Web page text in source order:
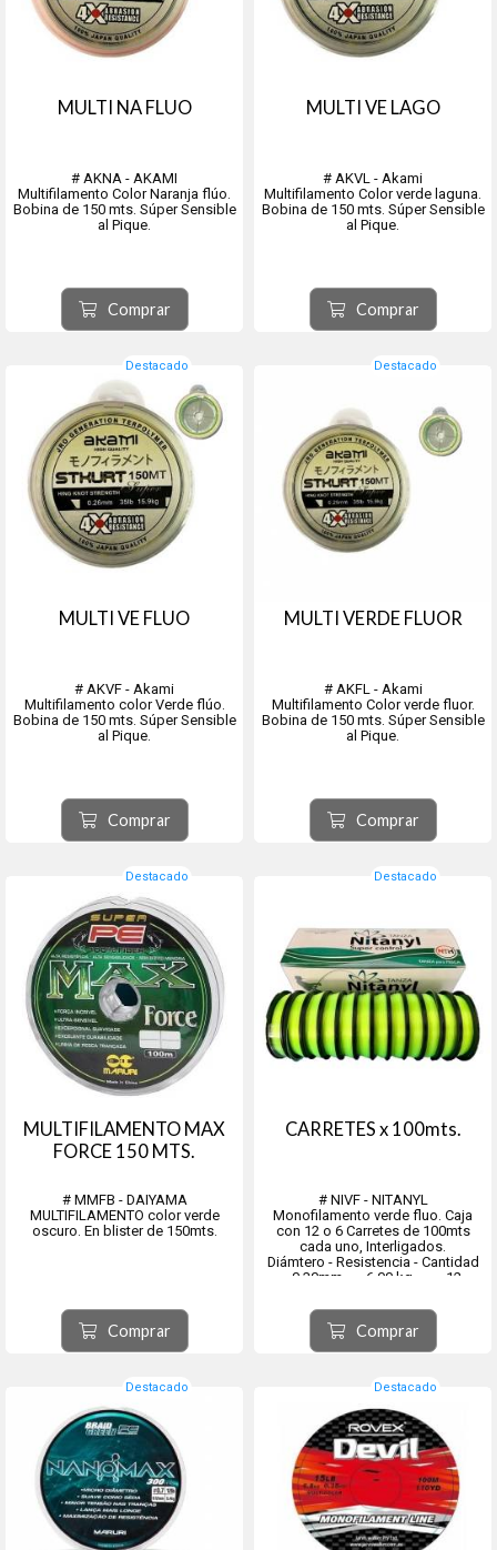
MULTI NA FLUO
# AKNA - AKAMI
Multifilamento Color Naranja flúo.
Bobina de 150 mts. Súper Sensible
al Pique.
Comprar
MULTI VE LAGO
# AKVL - Akami
Multifilamento Color verde laguna.
Bobina de 150 mts. Súper Sensible
al Pique.
Comprar
Destacado
MULTI VE FLUO
# AKVF - Akami
Multifilamento color Verde flúo.
Bobina de 150 mts. Súper Sensible
al Pique.
Comprar
Destacado
MULTI VERDE FLUOR
# AKFL - Akami
Multifilamento Color verde fluor.
Bobina de 150 mts. Súper Sensible
al Pique.
Comprar
Destacado
MULTIFILAMENTO MAX
FORCE 150 MTS.
# MMFB - DAIYAMA
MULTIFILAMENTO color verde
oscuro. En blister de 150mts.
Comprar
Destacado
CARRETES x 100mts.
# NIVF - NITANYL
Monofilamento verde fluo. Caja
con 12 o 6 Carretes de 100mts
cada uno, Interligados.
Diámtero - Resistencia - Cantidad
- 0.30mm 6.00 kg 12
- 0.35mm 8.00 kg 12
carretes
- 0.40mm 11.00 kg 12
carretes
Comprar
Destacado Destacado